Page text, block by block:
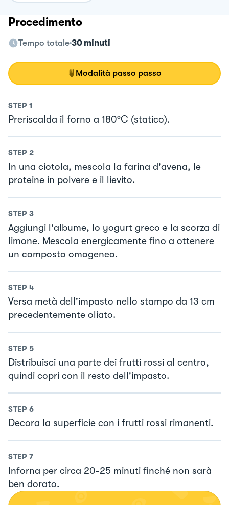
Procedimento
Tempo totale 30 minuti
Modalità passo passo
STEP 1
Preriscalda il forno a 180°C (statico).
STEP 2
In una ciotola, mescola la farina d'avena, le
proteine in polvere e il lievito.
STEP 3
Aggiungi l'albume, lo yogurt greco e la scorza di
limone. Mescola energicamente fino a ottenere
un composto omogeneo.
STEP 4
Versa metà dell'impasto nello stampo da 13 cm
precedentemente oliato.
STEP 5
Distribuisci una parte dei frutti rossi al centro,
quindi copri con il resto dell'impasto.
STEP 6
Decora la superficie con i frutti rossi rimanenti.
STEP 7
Inforna per circa 20-25 minuti finché non sarà
ben dorato.